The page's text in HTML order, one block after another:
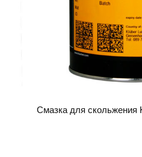
Смазка для скольжения